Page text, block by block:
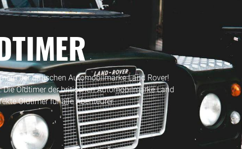
der britischen Automobilmarke Land Rover!
Oldtimer der britischen Automobilmarke Land
Oldtimer für alle Abenteurer.